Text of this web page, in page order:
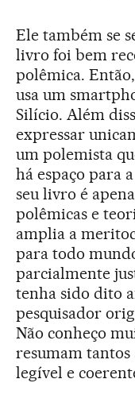
Ele também se
livro foi bem
polêmica.
usa um
Silício. Além
expressar
um polemista
há espaço para
seu livro é
polêmicas e
amplia a
para todo
parcialmente
tenha sido dito
pesquisador
Não conheço
resumam
legível e